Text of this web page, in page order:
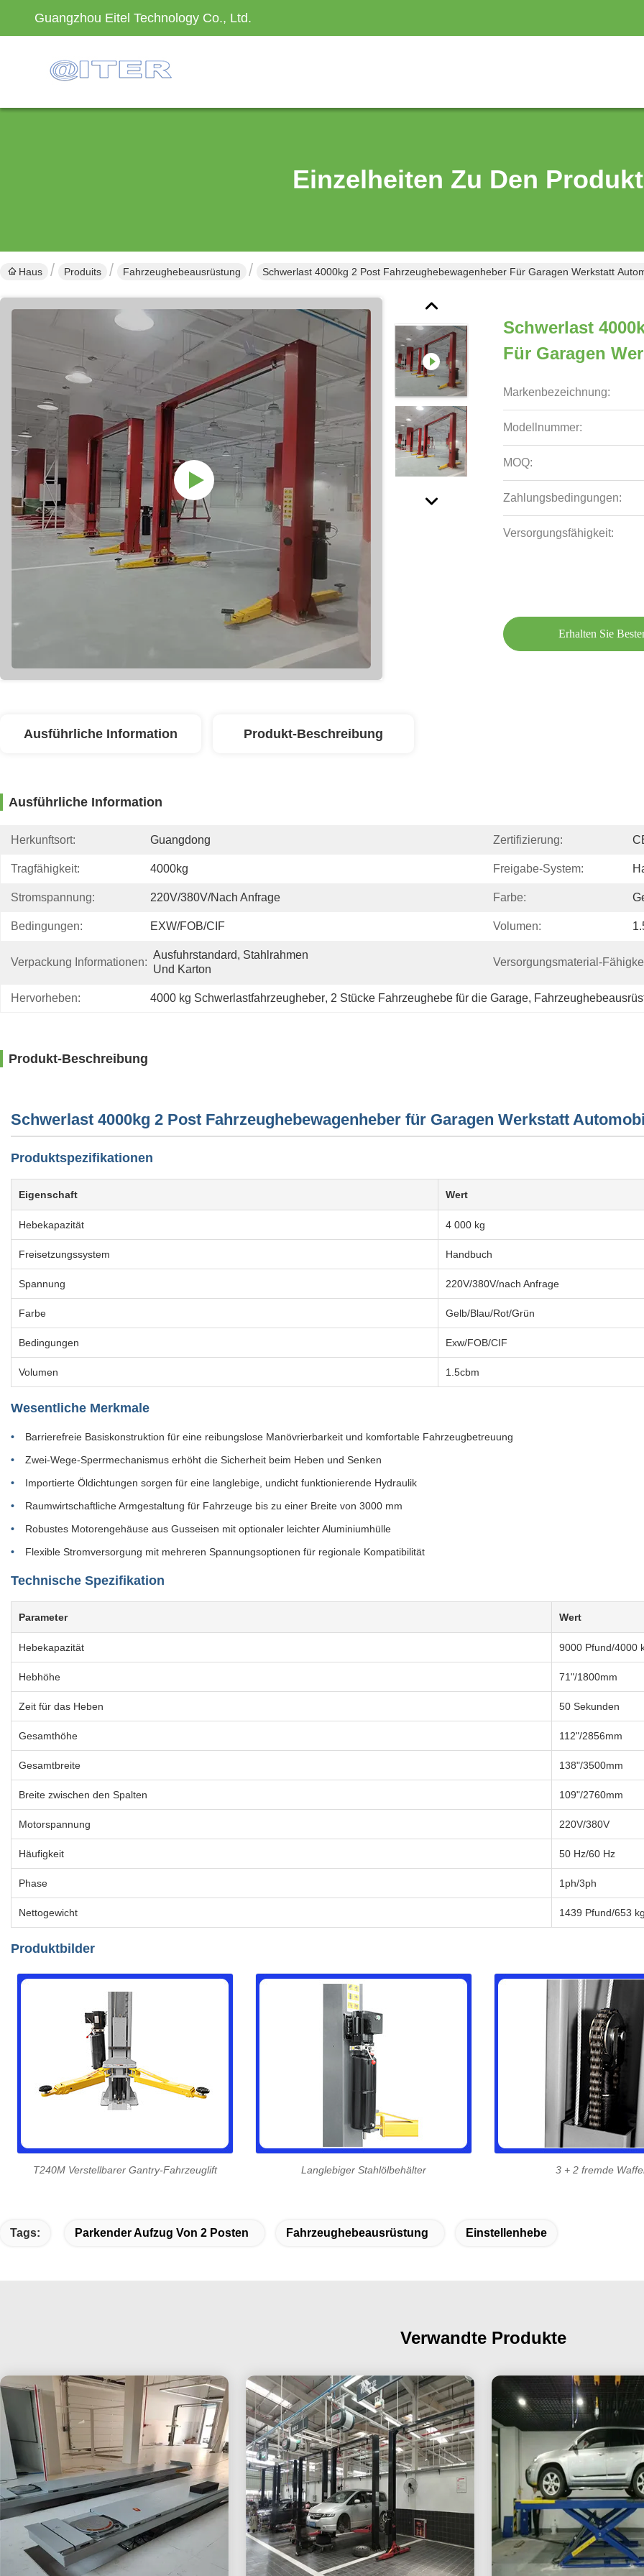
Guangzhou Eitel Technology Co., Ltd.
Einzelheiten Zu Den
Haus Produits Fahrzeughebeausrüstung Schwerlast 4000kg 2 Post Fahrzeughebewagenheber Für Garagen Werkstatt
Schwerlast
Für Garagen
Markenbezeichnung:
Modellnummer:
MOQ:
Zahlungsbedingungen:
Versorgungsfähigkeit:
Erhalten Sie
Ausführliche Information Produkt-Beschreibung
Ausführliche Information
Herkunftsort: Guangdong Zertifizierung:
Tragfähigkeit: 4000kg Freigabe-System:
Stromspannung: 220V/380V/nach Anfrage Farbe:
Bedingungen: EXW/FOB/CIF Volumen:
Verpackung Informationen:
Ausfuhrstandard, Stahlrahmen
Und Karton
Versorgungsmaterial-
Hervorheben: 4000 kg Schwerlastfahrzeugheber, 2 Stücke Fahrzeughebe für die Garage,
Produkt-Beschreibung
Schwerlast 4000kg 2 Post Fahrzeughebewagenheber für Garagen Werkstatt
Produktspezifikationen
Eigenschaft Wert
Hebekapazität 4 000 kg
Freisetzungssystem Handbuch
Spannung 220V/380V/nach Anfrage
Farbe Gelb/Blau/Rot/Grün
Bedingungen Exw/FOB/CIF
Volumen 1.5cbm
Wesentliche Merkmale
Barrierefreie Basiskonstruktion für eine reibungslose Manövrierbarkeit und komfortable Fahrzeugbetreuung
Zwei-Wege-Sperrmechanismus erhöht die Sicherheit beim Heben und Senken
Importierte Öldichtungen sorgen für eine langlebige, undicht funktionierende Hydraulik
Raumwirtschaftliche Armgestaltung für Fahrzeuge bis zu einer Breite von 3000 mm
Robustes Motorengehäuse aus Gusseisen mit optionaler leichter Aluminiumhülle
Flexible Stromversorgung mit mehreren Spannungsoptionen für regionale Kompatibilität
Technische Spezifikation
Parameter Wert
Hebekapazität 9000 Pfund/4000
Hebhöhe 71"/1800mm
Zeit für das Heben 50 Sekunden
Gesamthöhe 112"/2856mm
Gesamtbreite 138"/3500mm
Breite zwischen den Spalten 109"/2760mm
Motorspannung 220V/380V
Häufigkeit 50 Hz/60 Hz
Phase 1ph/3ph
Nettogewicht 1439 Pfund/653
Produktbilder
T240M Verstellbarer Gantry-Fahrzeuglift Langlebiger Stahlölbehälter 3 + 2 fremde
Tags: Parkender Aufzug Von 2 Posten Fahrzeughebeausrüstung Einstellenhebe
Verwandte Produkte